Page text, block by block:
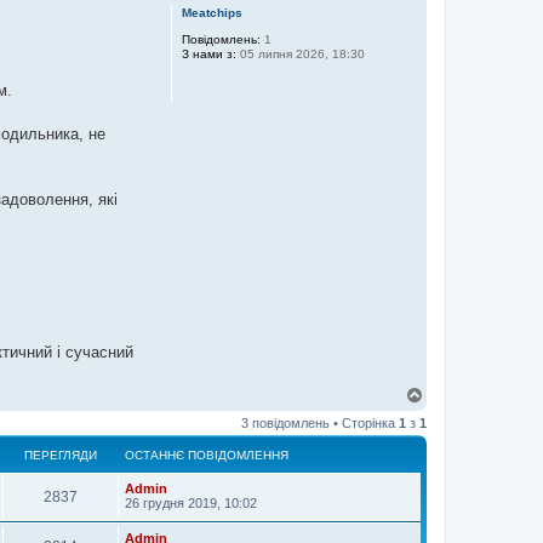
Meatchips
Повідомлень: 1
З нами з: 05 липня 2026, 18:30
не
які
і сучасний
г
о
3 повідомлень • Сторінка 1 з 1
ПЕРЕГЛЯДИ ОСТАННЄ ПОВІДОМЛЕННЯ
2837
Admin
26 грудня 2019, 10:02
Admin